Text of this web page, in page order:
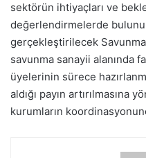
sektörün ihtiyaçları ve
değerlendirmelerde
gerçekleştirilecek
savunma sanayii alanında
üyelerinin sürece
aldığı payın artırılmasına
kurumların